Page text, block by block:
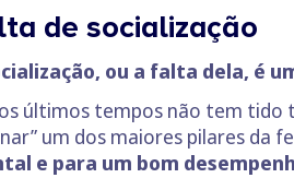
de socialização
ou a falta dela, é
últimos tempos não tem tido
um dos maiores pilares da
e para um bom